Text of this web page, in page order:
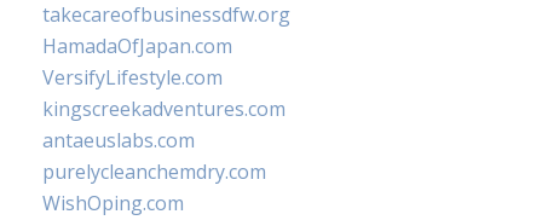
takecareofbusinessdfw.org
HamadaOfJapan.com
VersifyLifestyle.com
kingscreekadventures.com
antaeuslabs.com
purelycleanchemdry.com
WishOping.com